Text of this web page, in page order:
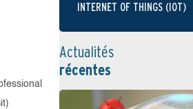
INTERNET OF THINGS (IOT)
Actualités
récentes